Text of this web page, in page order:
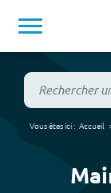
Vous êtes ici : Accueil